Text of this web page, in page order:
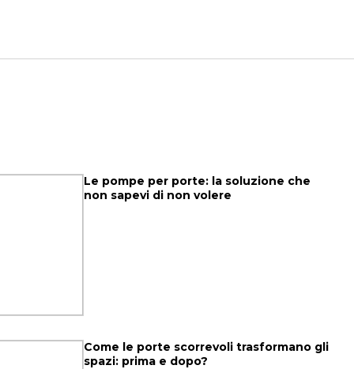
Le pompe per porte: la soluzione che
non sapevi di non volere
Come le porte scorrevoli trasformano gli
spazi: prima e dopo?